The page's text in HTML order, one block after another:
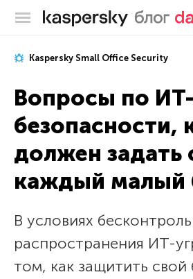
Блог
Kaspersky Small Office Security
Вопросы по ИТ-
безопасности,
должен задать
каждый малый
В условиях
распространения ИТ-
том, как защитить свой